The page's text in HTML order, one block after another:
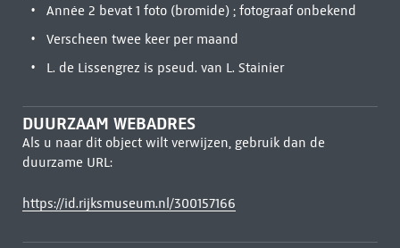
Année 2 bevat 1 foto (bromide) ; fotograaf onbekend
Verscheen twee keer per maand
L. de Lissengrez is pseud. van L. Stainier
DUURZAAM WEBADRES
Als u naar dit object wilt verwijzen, gebruik dan de
duurzame URL:
https://id.rijksmuseum.nl/300157166